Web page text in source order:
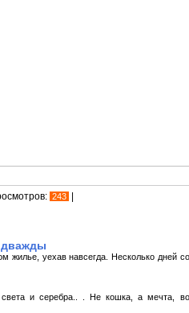
243 |
дважды
жилье, уехав навсегда. Несколько дней
и серебра.. . Не кошка, а мечта,